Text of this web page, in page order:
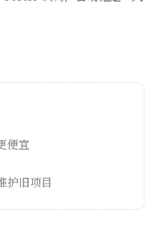
便宜
护旧项目